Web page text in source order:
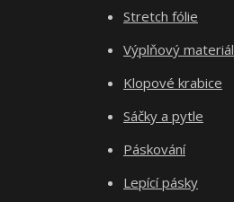
Stretch fólie
Výplňový materiál
Klopové krabice
Sáčky a pytle
Páskování
Lepící pásky